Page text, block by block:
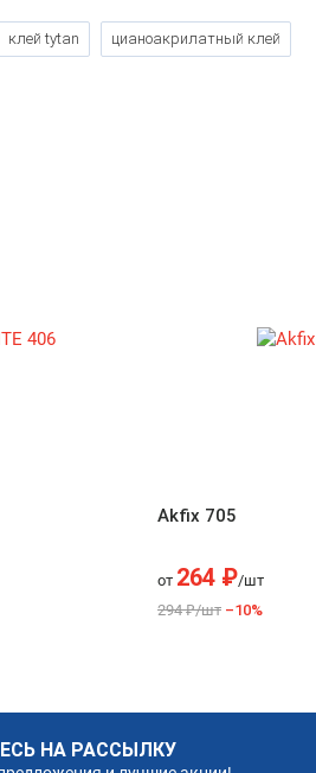
клей tytan цианоакрилатный клей
Akfix 705
от 264 ₽/шт
294 ₽/шт –10%
НА РАССЫЛКУ